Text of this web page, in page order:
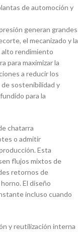
de automoción y
generan grandes
el mecanizado y la
alto rendimiento
para maximizar la
a reducir los
sostenibilidad y
para la
chatarra
o admitir
Esta
flujos mixtos de
retornos de
El diseño
incluso cuando
y reutilización interna